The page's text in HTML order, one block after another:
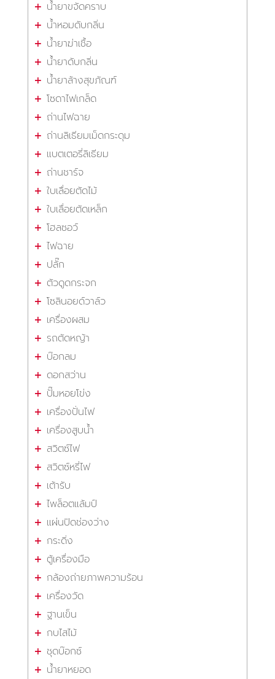
น้ำยาขจัดคราบ
น้ำหอมดับกลิ่น
น้ำยาฆ่าเชื้อ
น้ำยาดับกลิ่น
น้ำยาล้างสุขภัณฑ์
โซดาไฟเกล็ด
ถ่านไฟฉาย
ถ่านลิเธียมเม็ดกระดุม
แบตเตอรี่ลิเธียม
ถ่านชาร์จ
ใบเลื่อยตัดไม้
ใบเลื่อยตัดเหล็ก
โฮลซอว์
ไฟฉาย
ปลั๊ก
ตัวดูดกระจก
โซลินอยด์วาล์ว
เครื่องผสม
รถตัดหญ้า
บ๊อกลม
ดอกสว่าน
ปั๊มหอยโข่ง
เครื่องปั่นไฟ
เครื่องสูบน้ำ
สวิตซ์ไฟ
สวิตซ์หรี่ไฟ
เต้ารับ
ไพล็อตแล้มป์
แผ่นปิดช่องว่าง
กระดิ่ง
ตู้เครื่องมือ
กล้องถ่ายภาพความร้อน
เครื่องวัด
ฐานเข็น
กบไสไม้
ชุดบ๊อกซ์
น้ำยาหยอด